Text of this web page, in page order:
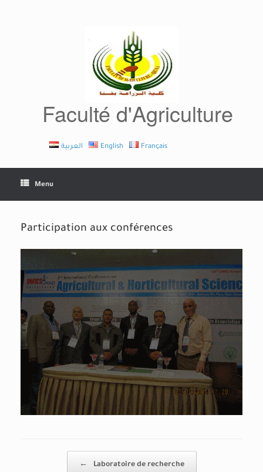
Faculté d'Agriculture
العربية English Français
Menu
Participation aux conférences
← Laboratoire de recherche